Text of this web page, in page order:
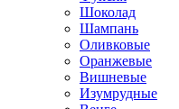
Шоколад
Шампань
Оливковые
Оранжевые
Вишневые
Изумрудные